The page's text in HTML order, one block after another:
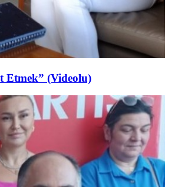
Etmek” (Videolu)